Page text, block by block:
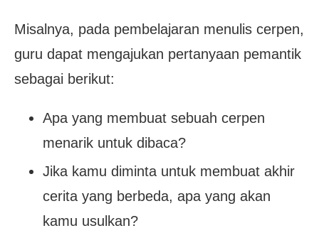
Misalnya, pada pembelajaran menulis cerpen,
guru dapat mengajukan pertanyaan pemantik
sebagai berikut:
Apa yang membuat sebuah cerpen
menarik untuk dibaca?
Jika kamu diminta untuk membuat akhir
cerita yang berbeda, apa yang akan
kamu usulkan?